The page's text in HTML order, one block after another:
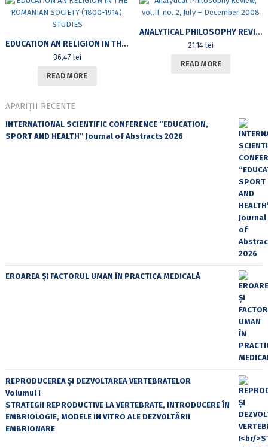
teen-
agers
students
EDUCATION AN RELIGION IN THE ROMANIAN SOCIETY (1800-1914). STUDIES
36,47 lei
READ MORE
ANALYTICAL PHILOSOPHY REVIEW, VOL.II, NO. 2, JULY – DECEMBER 2008
21,14lei
READ MORE
APARIȚII RECENTE
INTERNATIONAL SCIENTIFIC CONFERENCE “EDUCATION,
SPORT AND HEALTH” Journal of Abstracts 2026
EROAREA ȘI FACTORUL UMAN ÎN PRACTICA MEDICALĂ
REPRODUCEREA ȘI DEZVOLTAREA VERTEBRATELOR
Volumul I
STRATEGII REPRODUCTIVE LA VERTEBRATE, INTRODUCERE ÎN
EMBRIOLOGIE, MODELE IN VITRO ALE DEZVOLTĂRII
EMBRIONARE